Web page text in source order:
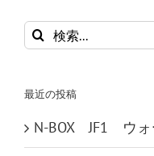
検
索
最近の投稿
N-BOX JF1 ウォ